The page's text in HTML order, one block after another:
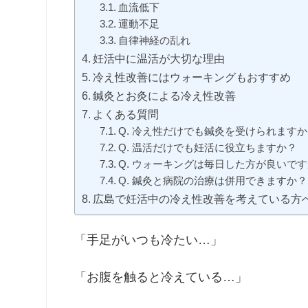
血流低下
運動不足
自律神経の乱れ
妊活中に温活が大切な理由
冷え性改善にはウォーキングもおすすめ
鍼灸とお灸による冷え性改善
よくある質問
Q. 冷え性だけでも鍼灸を受けられますか
Q. 温活だけでも妊活に役立ちますか？
Q. ウォーキングは毎日した方が良いです
Q. 鍼灸と病院の治療は併用できますか？
広島で妊活中の冷え性改善を考えている方
「手足がいつも冷たい…」
「お腹を触ると冷えている…」